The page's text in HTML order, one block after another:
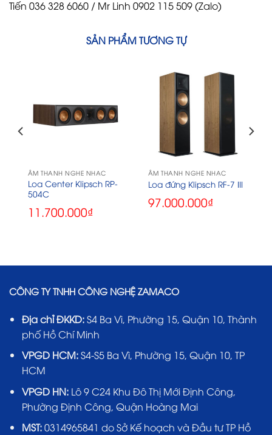
Tiến 036 328 6060 / Mr Linh 0902 115 509 (Zalo)
SẢN PHẨM TƯƠNG TỰ
ÂM THANH NGHE NHẠC
Loa Center Klipsch RP-
504C
11.700.000₫
ÂM THANH NGHE NHẠC
Loa đứng Klipsch RF-7 III
97.000.000₫
CÔNG TY TNHH CÔNG NGHỆ ZAMACO
Địa chỉ ĐKKD:S4 Ba Vì, Phường 15, Quận 10, Thành
phố Hồ Chí Minh
VPGD HCM:S4-S5 Ba Vì, Phường 15, Quận 10, TP
HCM
VPGD HN:Lô 9 C24 Khu Đô Thị Mới Định Công,
Phường Định Công, Quận Hoàng Mai
MST:0314965841 do Sở Kế hoạch và Đầu tư TP Hồ